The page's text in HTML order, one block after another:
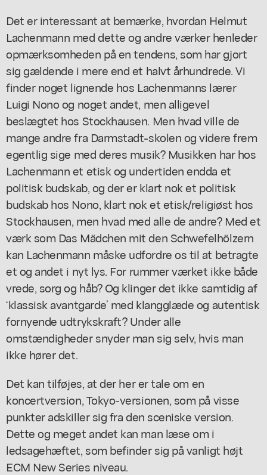
Det er interessant at bemærke, hvordan Helmut
Lachenmann med dette og andre værker henleder
opmærksomheden på en tendens, som har gjort
sig gældende i mere end et halvt århundrede. Vi
finder noget lignende hos Lachenmanns lærer
Luigi Nono og noget andet, men alligevel
beslægtet hos Stockhausen. Men hvad ville de
mange andre fra Darmstadt-skolen og videre frem
egentlig sige med deres musik? Musikken har hos
Lachenmann et etisk og undertiden endda et
politisk budskab, og der er klart nok et politisk
budskab hos Nono, klart nok et etisk/religiøst hos
Stockhausen, men hvad med alle de andre? Med et
værk som Das Mädchen mit den Schwefelhölzern
kan Lachenmann måske udfordre os til at betragte
et og andet i nyt lys. For rummer værket ikke både
vrede, sorg og håb? Og klinger det ikke samtidig af
‘klassisk avantgarde’ med klangglæde og autentisk
fornyende udtrykskraft? Under alle
omstændigheder snyder man sig selv, hvis man
ikke hører det.
Det kan tilføjes, at der her er tale om en
koncertversion, Tokyo-versionen, som på visse
punkter adskiller sig fra den sceniske version.
Dette og meget andet kan man læse om i
ledsagehæftet, som befinder sig på vanligt højt
ECM New Series niveau.